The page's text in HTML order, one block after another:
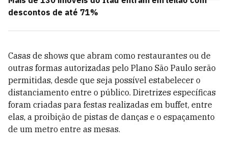
descontos de até 71%
Casas de shows que abram como restaurantes ou de
outras formas autorizadas pelo Plano São Paulo serão
permitidas, desde que seja possível estabelecer o
distanciamento entre o público. Diretrizes específicas
foram criadas para festas realizadas em buffet, entre
elas, a proibição de pistas de danças e o espaçamento
de um metro entre as mesas.